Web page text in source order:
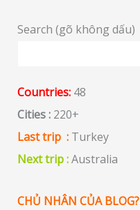
Search (gõ không dấu)
Countries:48
Cities :220+
Last trip :Turkey
Next trip :Australia
CHỦ NHÂN CỦA BLOG?